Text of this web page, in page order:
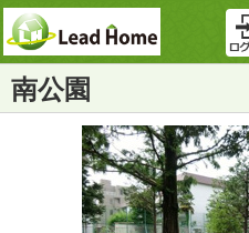
南公園